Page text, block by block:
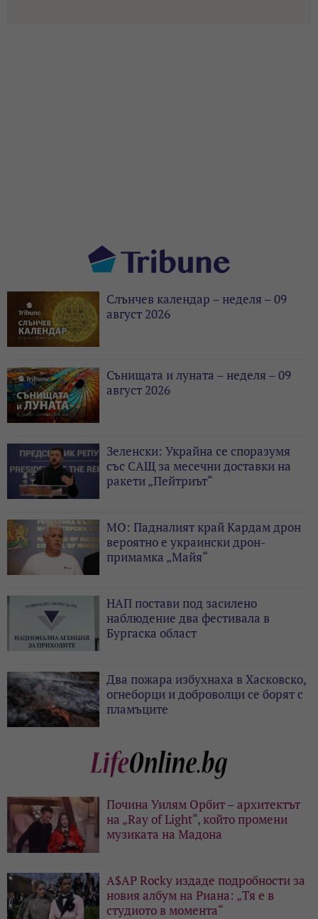
Слънчев календар – неделя – 09
август 2026
Сънищата и луната – неделя – 09
август 2026
Зеленски: Украйна се споразумя
със САЩ за месечни доставки на
ракети „Пейтриът“
МО: Падналият край Кардам дрон
вероятно е украински дрон-
примамка „Майя“
НАП постави под засилено
наблюдение два фестивала в
Бургаска област
Два пожара избухнаха в Хасковско,
огнеборци и доброволци се борят с
пламъците
Почина Уилям Орбит – архитектът
на „Ray of Light“, който промени
музиката на Мадона
A$AP Rocky издаде подробности за
новия албум на Риана: „Тя е в
студиото в момента“